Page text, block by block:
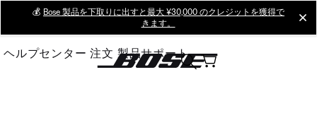
Main
💰 Bose 製品を下取りに出すと最大 ¥30,000 のクレジットを獲得で
きます。
ヘルプセンター 注文 製品サポート